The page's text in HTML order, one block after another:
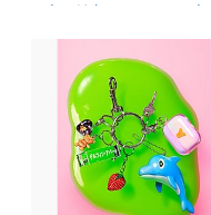
口通常盤(2BLU-
RAY))(預購至8/30
12:00止)